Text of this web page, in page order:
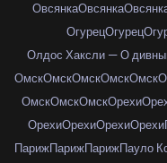
ОвсянкаОвсянка
ОгурецОгурец
Олдос Хаксли — О
ОмскОмскОмскОмскОмск
ОмскОмскОмскОрехи
ОрехиОрехиОрехиОрехи
ПарижПарижПарижПауло